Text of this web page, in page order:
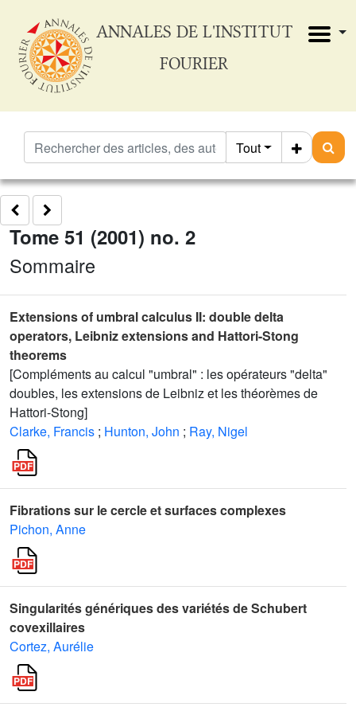
ANNALES DE L'INSTITUT
FOURIER
Tout
Tome 51 (2001) no. 2
Sommaire
Extensions of umbral calculus II: double delta
operators, Leibniz extensions and Hattori-Stong
theorems
[Compléments au calcul "umbral" : les opérateurs "delta"
doubles, les extensions de Leibniz et les théorèmes de
Hattori-Stong]
Clarke, Francis ; Hunton, John ; Ray, Nigel
Fibrations sur le cercle et surfaces complexes
Pichon, Anne
Singularités génériques des variétés de Schubert
covexillaires
Cortez, Aurélie